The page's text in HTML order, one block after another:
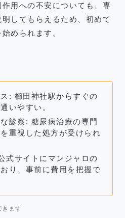
用への不安についても、専
してもらえるため、初めて
められます。
: 櫛田神社駅からすぐの
いやすい。
診察: 糖尿病治療の専門
重視した処方が受けられ
式サイトにマンジャロの
り、事前に費用を把握で